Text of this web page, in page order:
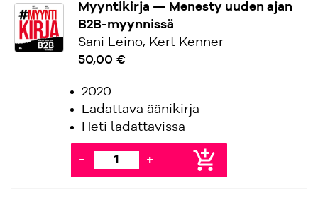
Myyntikirja — Menesty uuden ajan
B2B-myynnissä
Sani Leino, Kert Kenner
50,00 €
2020
Ladattava äänikirja
Heti ladattavissa
- + add_shopping_cart